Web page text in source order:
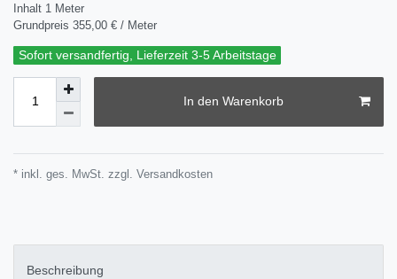
Inhalt 1 Meter
Grundpreis 355,00 € / Meter
Sofort versandfertig, Lieferzeit 3-5 Arbeitstage
In den Warenkorb
* inkl. ges. MwSt. zzgl. Versandkosten
Beschreibung